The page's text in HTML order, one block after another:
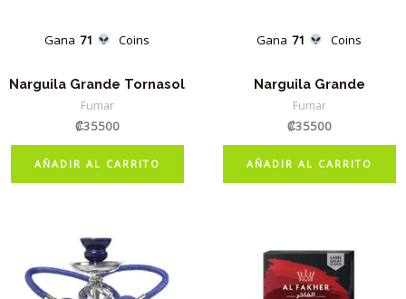
Gana 71 Coins
Narguila Grande Tornasol
Fumar
₡35500
AÑADIR AL CARRITO
Gana 71 Coins
Narguila Grande
Fumar
₡35500
AÑADIR AL CARRITO